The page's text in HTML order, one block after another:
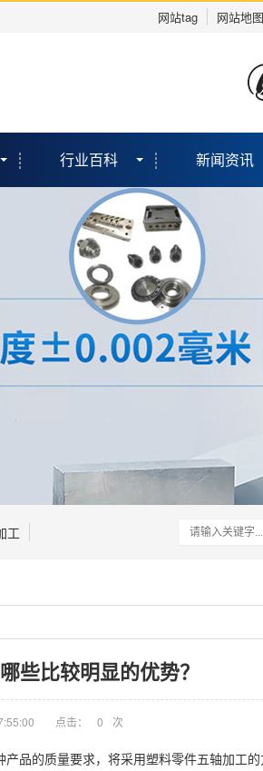
网站tag 网站地图
行业百科 新闻资讯
工
些比较明显的优势？
点击： 0 次
品的质量要求，将采用塑料零件五轴加工